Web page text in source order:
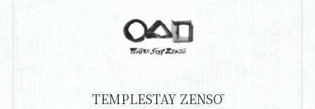
TEMPLESTAY ZENSŌ